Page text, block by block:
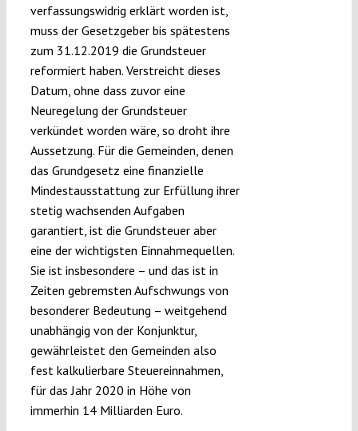
verfassungswidrig erklärt worden ist,
muss der Gesetzgeber bis spätestens
zum 31.12.2019 die Grundsteuer
reformiert haben. Verstreicht dieses
Datum, ohne dass zuvor eine
Neuregelung der Grundsteuer
verkündet worden wäre, so droht ihre
Aussetzung. Für die Gemeinden, denen
das Grundgesetz eine finanzielle
Mindestausstattung zur Erfüllung ihrer
stetig wachsenden Aufgaben
garantiert, ist die Grundsteuer aber
eine der wichtigsten Einnahmequellen.
Sie ist insbesondere – und das ist in
Zeiten gebremsten Aufschwungs von
besonderer Bedeutung – weitgehend
unabhängig von der Konjunktur,
gewährleistet den Gemeinden also
fest kalkulierbare Steuereinnahmen,
für das Jahr 2020 in Höhe von
immerhin 14 Milliarden Euro.